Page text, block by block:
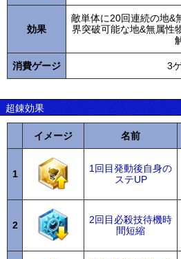
効果
敵単体に20回連続の地&
界突破可能な地&無属性
消費ゲージ 3
超錬効果
イメージ 名前
1
1回目発動後自身の
ステUP
2
2回目必殺技待機時
間短縮